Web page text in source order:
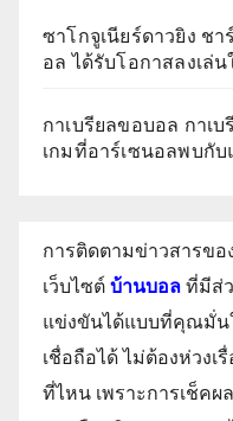
ซาโกจูเนียร์ดาวยิง ชา
อล ได้รับโอกาสลงเล่
กาเบรียลขอบอล กาเ
เกมที่อาร์เซนอลพบกับ
การติดตามข่าวสารขอ
เว็บไซต์ บ้านบอล ที่มีส่
แข่งขันได้แบบที่คุณมั่น
เชื่อถือได้ ไม่ต้องห่วงเ
ที่ไหน เพราะการเช็ค